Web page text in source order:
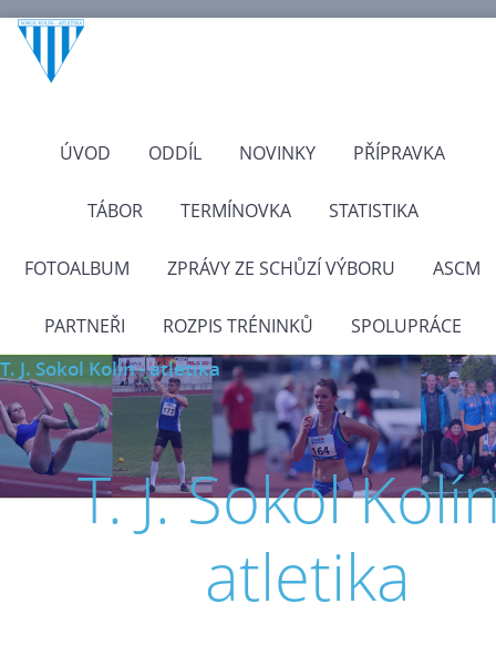
ÚVOD ODDÍL NOVINKY PŘÍPRAVKA
TÁBOR TERMÍNOVKA STATISTIKA
FOTOALBUM ZPRÁVY ZE SCHŮZÍ VÝBORU ASCM
PARTNEŘI ROZPIS TRÉNINKŮ SPOLUPRÁCE
T. J. Sokol Kolín - atletika
T. J. Sokol
atletika